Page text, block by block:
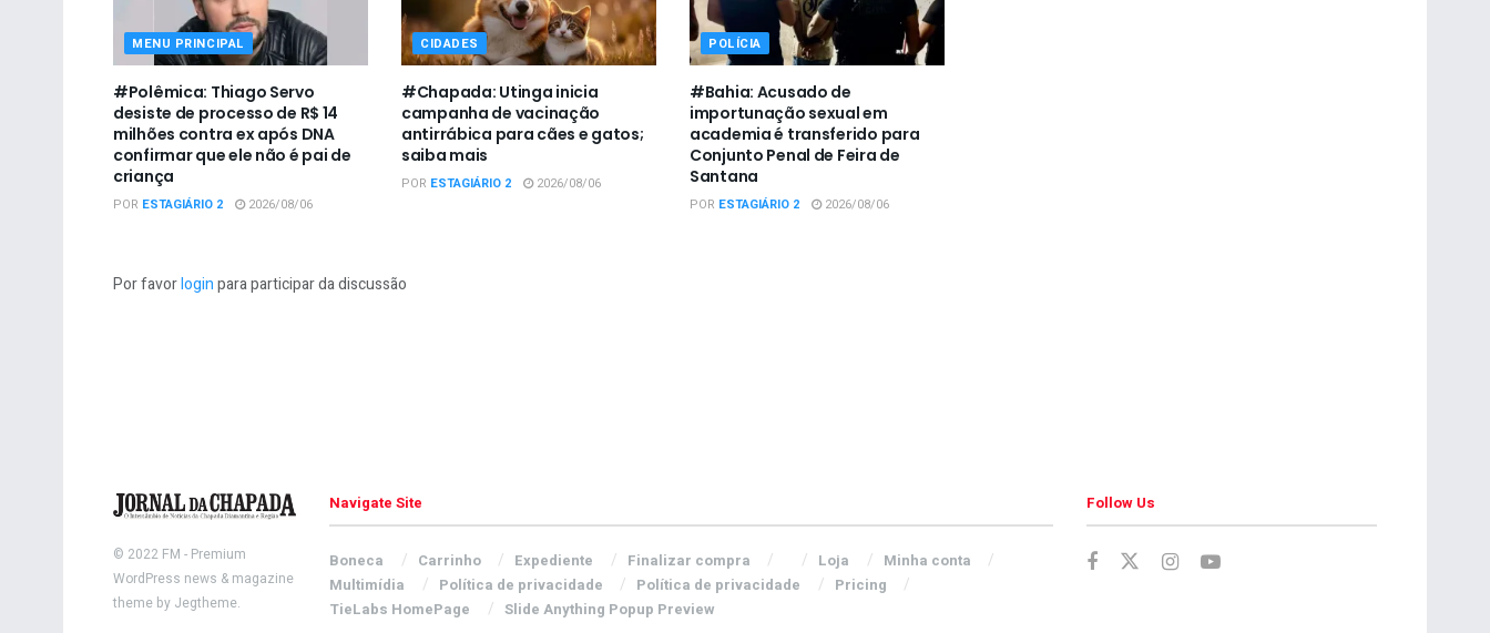
MENU PRINCIPAL
#Polêmica: Thiago Servo
desiste de processo de R$ 14
milhões contra ex após DNA
confirmar que ele não é pai de
criança
POR ESTAGIÁRIO 2 2026/08/06
CIDADES
#Chapada: Utinga inicia
campanha de vacinação
antirrábica para cães e gatos;
saiba mais
POR ESTAGIÁRIO 2 2026/08/06
POLÍCIA
#Bahia: Acusado de
importunação sexual em
academia é transferido para
Conjunto Penal de Feira de
Santana
POR ESTAGIÁRIO 2 2026/08/06
Por favorloginpara participar da discussão
© 2022 FM - Premium
WordPress news & magazine
theme by Jegtheme.
Navigate Site
Boneca Carrinho Expediente Finalizar compra Loja
Minha conta
Multimídia
Política de privacidade Política de privacidade
Pricing
TieLabs HomePage
Slide Anything Popup Preview
Follow Us